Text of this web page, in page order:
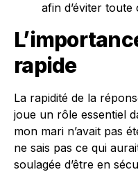
afin d’éviter toute
rapide
La rapidité de la
joue un rôle essentiel
mon mari n’avait pas
ne sais pas ce qui
soulagée d’être en